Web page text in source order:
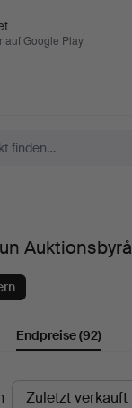
auf Google Play
Auktionsbyrå
Endpreise(92)